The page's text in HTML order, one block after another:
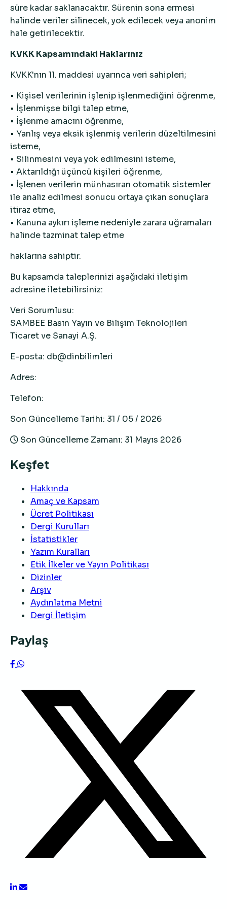
süre kadar saklanacaktır. Sürenin sona ermesi
halinde veriler silinecek, yok edilecek veya anonim
hale getirilecektir.
KVKK Kapsamındaki Haklarınız
KVKK'nın 11. maddesi uyarınca veri sahipleri;
• Kişisel verilerinin işlenip işlenmediğini öğrenme,
• İşlenmişse bilgi talep etme,
• İşlenme amacını öğrenme,
• Yanlış veya eksik işlenmiş verilerin düzeltilmesini
isteme,
• Silinmesini veya yok edilmesini isteme,
• Aktarıldığı üçüncü kişileri öğrenme,
• İşlenen verilerin münhasıran otomatik sistemler
ile analiz edilmesi sonucu ortaya çıkan sonuçlara
itiraz etme,
• Kanuna aykırı işleme nedeniyle zarara uğramaları
halinde tazminat talep etme
haklarına sahiptir.
Bu kapsamda taleplerinizi aşağıdaki iletişim
adresine iletebilirsiniz:
Veri Sorumlusu:
SAMBEE Basın Yayın ve Bilişim Teknolojileri
Ticaret ve Sanayi A.Ş.
E-posta: db@dinbilimleri
Adres:
Telefon:
Son Güncelleme Tarihi: 31 / 05 / 2026
Son Güncelleme Zamanı: 31 Mayıs 2026
Keşfet
Hakkında
Amaç ve Kapsam
Ücret Politikası
Dergi Kurulları
İstatistikler
Yazım Kuralları
Etik İlkeler ve Yayın Politikası
Dizinler
Arşiv
Aydınlatma Metni
Dergi İletişim
Paylaş